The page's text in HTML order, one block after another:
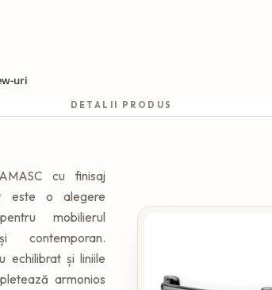
uri
DETALII PRODUS
cu finisaj
este o alegere
mobilierul
contemporan.
echilibrat și liniile
armonios